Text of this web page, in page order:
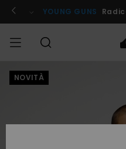
informazioni
prodotto
! YOUNG GUNS
UOMO
Nuovi
NOVITÀ